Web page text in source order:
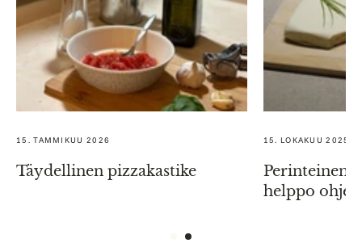
Täydellinen pizzakastike
15. TAMMIKUU 2026
Perinteinen
helppo ohje
15. LOKAKUU 2025